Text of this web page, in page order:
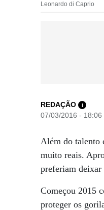
Leonardo di Caprio
REDAÇÃO i
07/03/2016 - 18:06
Além do talento
muito reais.
preferiam deixar
Começou 2015
proteger os